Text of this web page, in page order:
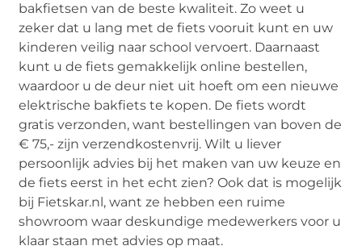
bakfietsen van de beste kwaliteit. Zo weet u
zeker dat u lang met de fiets vooruit kunt en uw
kinderen veilig naar school vervoert. Daarnaast
kunt u de fiets gemakkelijk online bestellen,
waardoor u de deur niet uit hoeft om een nieuwe
elektrische bakfiets te kopen. De fiets wordt
gratis verzonden, want bestellingen van boven de
€ 75,- zijn verzendkostenvrij. Wilt u liever
persoonlijk advies bij het maken van uw keuze en
de fiets eerst in het echt zien? Ook dat is mogelijk
bij Fietskar.nl, want ze hebben een ruime
showroom waar deskundige medewerkers voor u
klaar staan met advies op maat.